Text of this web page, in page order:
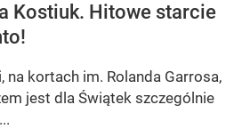
Kostiuk. Hitowe starcie
na kortach im. Rolanda Garrosa,
jest dla Świątek szczególnie